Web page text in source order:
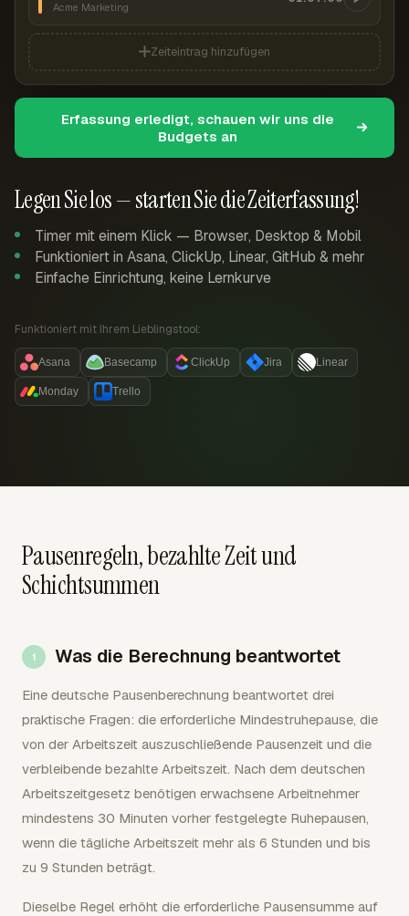
Legen Sie los — starten Sie die Zeiterfassung!
Timer mit einem Klick — Browser, Desktop & Mobil
Funktioniert in Asana, ClickUp, Linear, GitHub & mehr
Einfache Einrichtung, keine Lernkurve
Funktioniert mit Ihrem Lieblingstool:
Asana Basecamp ClickUp Jira Linear
Monday Trello
Acme Marketing
Zeiteintrag hinzufügen
Erfassung erledigt, schauen wir uns die
Budgets an
Pausenregeln, bezahlte Zeit und
Schichtsummen
Was die Berechnung beantwortet
Eine deutsche Pausenberechnung beantwortet drei
praktische Fragen: die erforderliche Mindestruhepause, die
von der Arbeitszeit auszuschließende Pausenzeit und die
verbleibende bezahlte Arbeitszeit. Nach dem deutschen
Arbeitszeitgesetz benötigen erwachsene Arbeitnehmer
mindestens 30 Minuten vorher festgelegte Ruhepausen,
wenn die tägliche Arbeitszeit mehr als 6 Stunden und bis
zu 9 Stunden beträgt.
Dieselbe Regel erhöht die erforderliche Pausensumme auf